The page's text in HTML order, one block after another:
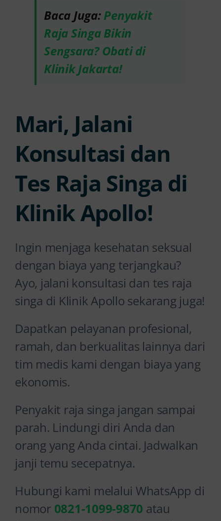
Baca Juga:Penyakit
Raja Singa Bikin
Sengsara? Obati di
Klinik Jakarta!
Mari, Jalani
Konsultasi dan
Tes Raja Singa di
Klinik Apollo!
Ingin menjaga kesehatan seksual
dengan biaya yang terjangkau?
Ayo, jalani konsultasi dan tes raja
singa di Klinik Apollo sekarang juga!
Dapatkan pelayanan profesional,
ramah, dan berkualitas lainnya dari
tim medis kami dengan biaya yang
ekonomis.
Penyakit raja singa jangan sampai
parah. Lindungi diri Anda dan
orang yang Anda cintai. Jadwalkan
janji temu secepatnya.
Hubungi kami melalui WhatsApp di
nomor 0821-1099-9870 atau